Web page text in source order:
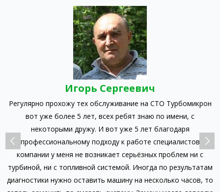
Игорь Сергеевич
Регулярно прохожу тех обслуживание на СТО Турбомикрон
вот уже более 5 лет, всех ребят знаю по имени, с
некоторыми дружу. И вот уже 5 лет благодаря
профессиональному подходу к работе специалистов
компании у меня не возникает серьёзных проблем ни с
турбиной, ни с топливной системой. Иногда по результатам
диагностики нужно оставить машину на несколько часов, то